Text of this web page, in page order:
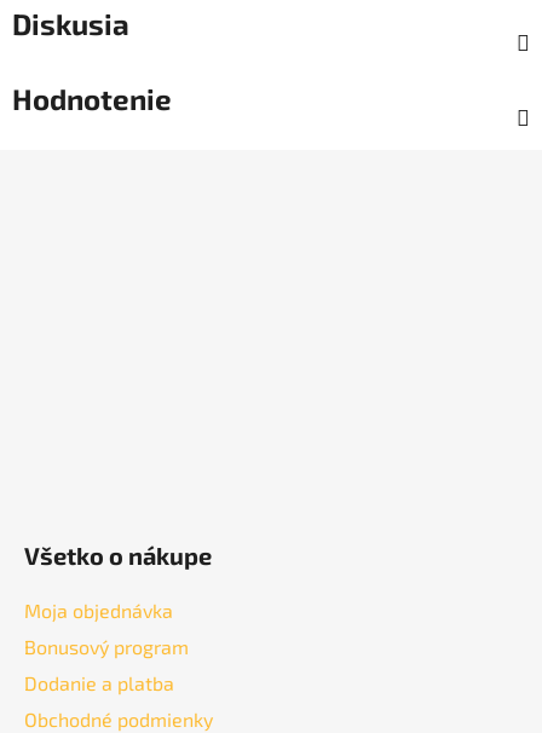
Diskusia
Hodnotenie
Všetko o nákupe
Moja objednávka
Bonusový program
Dodanie a platba
Obchodné podmienky